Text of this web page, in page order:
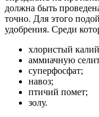
должна быть
точно. Для этого
удобрения. Среди
хлористый
аммиачную
суперфосфат;
навоз;
птичий помет;
золу.